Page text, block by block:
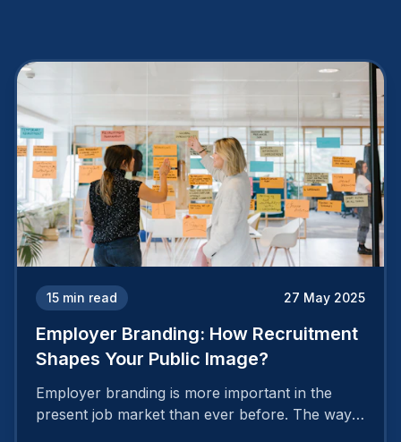
15 min read 27 May 2025
Employer Branding: How Recruitment
Shapes Your Public Image?
Employer branding is more important in the
present job market than ever before. The way